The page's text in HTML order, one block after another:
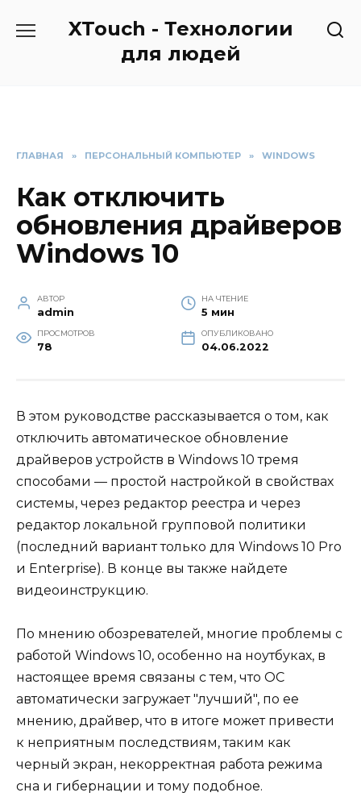
XTouch - Технологии
для людей
ГЛАВНАЯ » ПЕРСОНАЛЬНЫЙ КОМПЬЮТЕР » WINDOWS
Как отключить
обновления драйверов
Windows 10
АВТОР
admin
НА ЧТЕНИЕ
5 мин
ПРОСМОТРОВ
78
ОПУБЛИКОВАНО
04.06.2022
В этом руководстве рассказывается о том, как
отключить автоматическое обновление
драйверов устройств в Windows 10 тремя
способами — простой настройкой в свойствах
системы, через редактор реестра и через
редактор локальной групповой политики
(последний вариант только для Windows 10 Pro
и Enterprise). В конце вы также найдете
видеоинструкцию.
По мнению обозревателей, многие проблемы с
работой Windows 10, особенно на ноутбуках, в
настоящее время связаны с тем, что ОС
автоматически загружает "лучший", по ее
мнению, драйвер, что в итоге может привести
к неприятным последствиям, таким как
черный экран, некорректная работа режима
сна и гибернации и тому подобное.